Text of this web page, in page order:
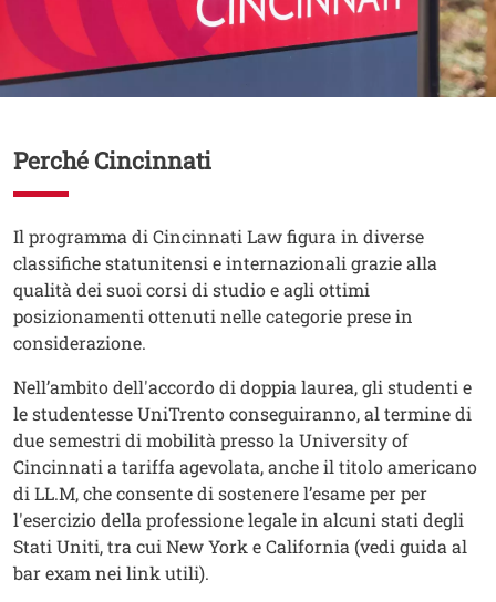
Perché Cincinnati
Testo
Il programma di Cincinnati Law figura in diverse
classifiche statunitensi e internazionali grazie alla
qualità dei suoi corsi di studio e agli ottimi
posizionamenti ottenuti nelle categorie prese in
considerazione.
Nell’ambito dell'accordo di doppia laurea, gli studenti e
le studentesse UniTrento conseguiranno, al termine di
due semestri di mobilità presso la University of
Cincinnati a tariffa agevolata, anche il titolo americano
di LL.M, che consente di sostenere l’esame per per
l'esercizio della professione legale in alcuni stati degli
Stati Uniti, tra cui New York e California (vedi guida al
bar exam nei link utili).